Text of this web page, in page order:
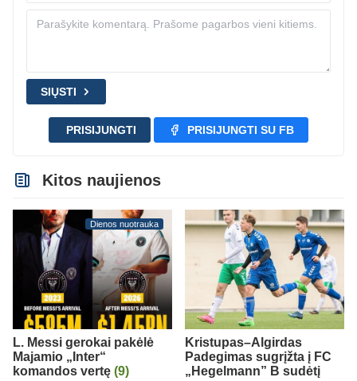
SIŲSTI
PRISIJUNGTI PRISIJUNGTI SU FB
Kitos naujienos
Dienos nuotrauka
L. Messi gerokai pakėlė
Majamio „Inter“
komandos vertę (9)
Kristupas–Algirdas
Padegimas sugrįžta į FC
„Hegelmann” B sudėtį